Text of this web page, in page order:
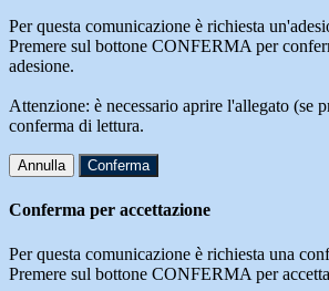
Per questa comunicazione è richiesta
Premere sul bottone CONFERMA per
adesione.
Attenzione: è necessario aprire l'allegato (se
conferma di lettura.
Annulla Conferma
Conferma per accettazione
Per questa comunicazione è richiesta una
Premere sul bottone CONFERMA per